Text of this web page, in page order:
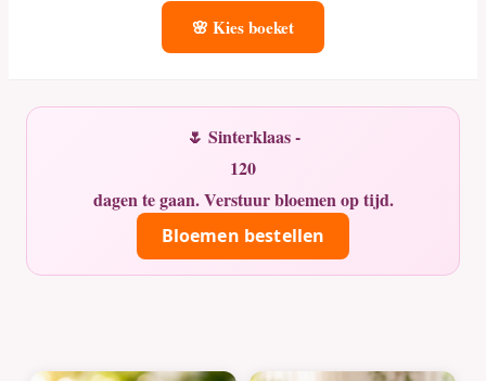
🌸 Kies boeket
🌷 Sinterklaas -
120
dagen te gaan. Verstuur bloemen op tijd.
Bloemen bestellen